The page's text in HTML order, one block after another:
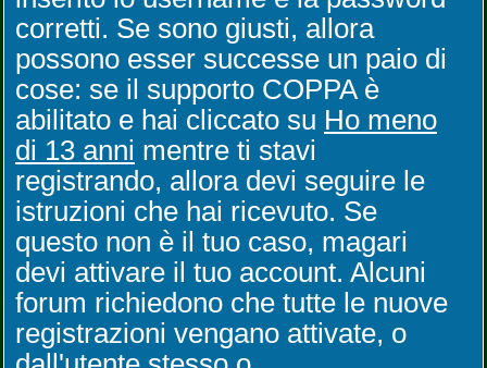
corretti. Se sono giusti, allora
possono esser successe un paio di
cose: se il supporto COPPA è
abilitato e hai cliccato su Ho meno
di 13 anni mentre ti stavi
registrando, allora devi seguire le
istruzioni che hai ricevuto. Se
questo non è il tuo caso, magari
devi attivare il tuo account. Alcuni
forum richiedono che tutte le nuove
registrazioni vengano attivate, o